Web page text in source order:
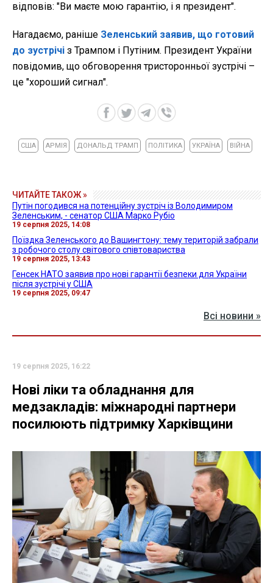
відповів: "Ви маєте мою гарантію, і я президент".
Нагадаємо, раніше Зеленський заявив, що готовий
до зустрічі з Трампом і Путіним. Президент України
повідомив, що обговорення тристоронньої зустрічі –
це "хороший сигнал".
США АРМІЯ ДОНАЛЬД ТРАМП ПОЛІТИКА УКРАЇНА ВІЙНА
ЧИТАЙТЕ ТАКОЖ »
Путін погодився на потенційну зустріч із Володимиром
Зеленським, - сенатор США Марко Рубіо
19 серпня 2025, 14:08
Поїздка Зеленського до Вашингтону: тему територій забрали
з робочого столу світового співтовариства
19 серпня 2025, 13:43
Генсек НАТО заявив про нові гарантії безпеки для України
після зустрічі у США
19 серпня 2025, 09:47
Всі новини »
19 серпня 2025, 16:22
Нові ліки та обладнання для
медзакладів: міжнародні партнери
посилюють підтримку Харківщини